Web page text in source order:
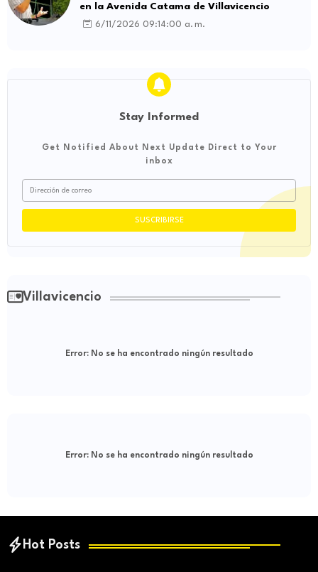
en la Avenida Catama de Villavicencio
6/11/2026 09:14:00 a. m.
Stay Informed
Get Notified About Next Update Direct to Your
inbox
Villavicencio
Error:No se ha encontrado ningún resultado
Error:No se ha encontrado ningún resultado
Hot Posts